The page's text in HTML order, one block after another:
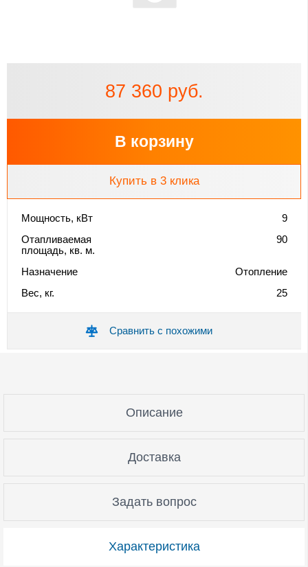
87 360 руб.
В корзину
Купить в 3 клика
Мощность, кВт
9
Отапливаемая
площадь, кв. м.
90
Назначение
Отопление
Вес, кг.
25
Сравнить с похожими
Характеристика
Описание
Доставка
Задать вопрос